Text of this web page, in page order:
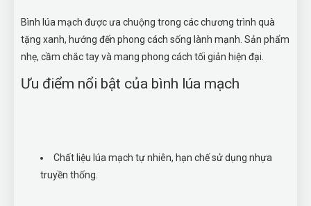
Bình lúa mạch được ưa chuộng trong các chương trình quà
tặng xanh, hướng đến phong cách sống lành mạnh. Sản phẩm
nhẹ, cầm chắc tay và mang phong cách tối giản hiện đại.
Ưu điểm nổi bật của bình lúa mạch
Chất liệu lúa mạch tự nhiên, hạn chế sử dụng nhựa
truyền thống.